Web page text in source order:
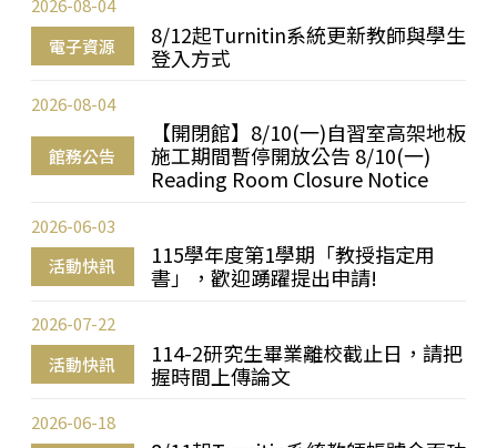
電子資源
8/12起Turnitin系統更新教師與學生
登入方式
2026-08-04
館務公告
【開閉館】8/10(一)自習室高架地板
施工期間暫停開放公告 8/10(一)
Reading Room Closure Notice
2026-08-04
活動快訊
115學年度第1學期「教授指定用
書」，歡迎踴躍提出申請!
2026-06-03
活動快訊
114-2研究生畢業離校截止日，請把
握時間上傳論文
2026-07-22
2026-06-18